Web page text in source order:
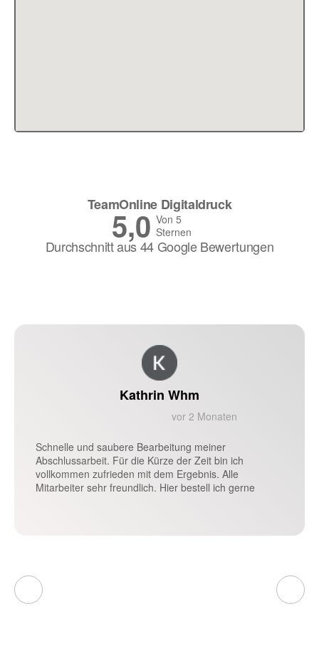
TeamOnline Digitaldruck
5,0 Von 5
Sternen
Durchschnitt aus 44 Google Bewertungen
Kathrin Whm
vor 2 Monaten
Schnelle und saubere Bearbeitung meiner
Abschlussarbeit. Für die Kürze der Zeit bin ich
vollkommen zufrieden mit dem Ergebnis. Alle
Mitarbeiter sehr freundlich. Hier bestell ich gerne